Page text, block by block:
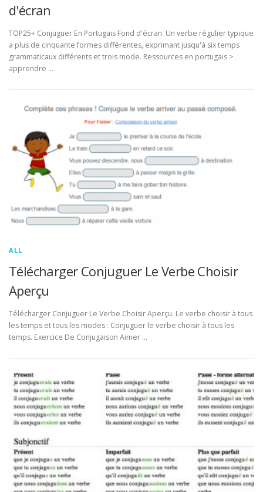
d'écran
TOP25+ Conjuguer En Portugais Fond d'écran. Un verbe régulier typique
a plus de cinquante formes différentes, exprimant jusqu'à six temps
grammaticaux différents et trois mode. Ressources en portugais >
apprendre …
ALL
Télécharger Conjuguer Le Verbe Choisir
Aperçu
Télécharger Conjuguer Le Verbe Choisir Aperçu. Le verbe choisir à tous
les temps et tous les modes : Conjuguer le verbe choisir à tous les
temps. Exercice De Conjugaison Aimer …